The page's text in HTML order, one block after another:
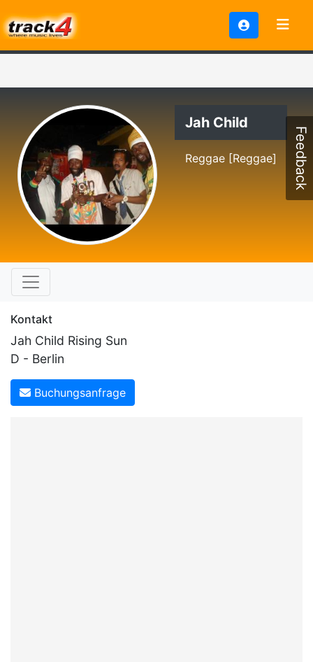
Jah Child
Reggae [Reggae]
Kontakt
Jah Child Rising Sun
D - Berlin
Buchungsanfrage
Feedback